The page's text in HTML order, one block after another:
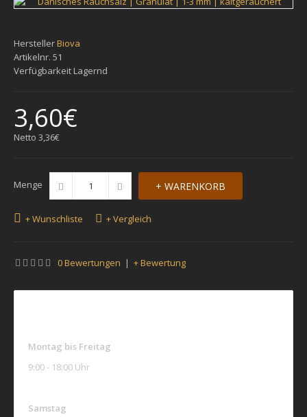
HerstellerBiova
Artikelnr. 51
Verfügbarkeit Lagernd
3,60€
Netto 3,36€
Menge
+ Wunschliste + Vergleich
0 Bewertungen | + Bewertung
Montag bis Freitag
9:00 - 18:00 Uhr
Samstag